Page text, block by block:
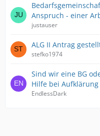
Anspruch - einer
justauser
ALG II Antrag
stefko1974
Sind wir eine BG
Hilfe bei
EndlessDark